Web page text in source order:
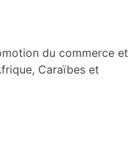
du commerce et
Caraïbes et